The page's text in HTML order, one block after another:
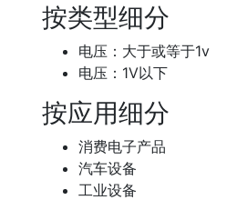
按类型细分
电压：大于或等于1v
电压：1V以下
按应用细分
消费电子产品
汽车设备
工业设备